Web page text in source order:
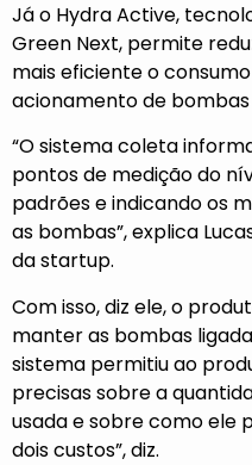
Já o Hydra Active,
Green Next, permite
mais eficiente o
acionamento de
“O sistema coleta
pontos de medição do
padrões e indicando os
as bombas”, explica
da startup.
Com isso, diz ele, o
manter as bombas
sistema permitiu ao
precisas sobre a
usada e sobre como ele
dois custos”, diz.